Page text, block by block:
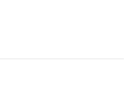
review. Fijn om te horen dat je je